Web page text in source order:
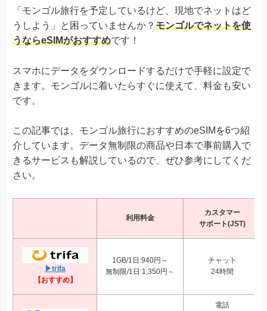
「モンゴル旅行を予定しているけど、現地でネットはど
うしよう」と困っていませんか？ モンゴルでネットを使
うならeSIMがおすすめです！
スマホにデータをダウンロードするだけで手軽に設定で
きます。モンゴルに着いたらすぐに使えて、料金も安い
です。
この記事では、モンゴル旅行におすすめのeSIMを6つ紹
介しています。データ無制限の商品や日本で事前購入で
きるサービスも解説しているので、ぜひ参考にしてくだ
さい。
利用料金
カスタマー
サポート(JST)
▶trifa
【おすすめ】
1GB/1日:940円～
無制限/1日:1,350円～
チャット
24時間
電話